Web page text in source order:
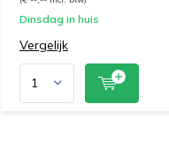
Dinsdag in huis
Vergelijk